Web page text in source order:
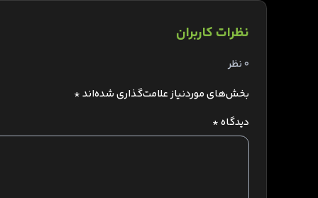
نظرات کاربران
0 نظر
بخش‌های موردنیاز علامت‌گذاری شده‌اند*
دیدگاه*